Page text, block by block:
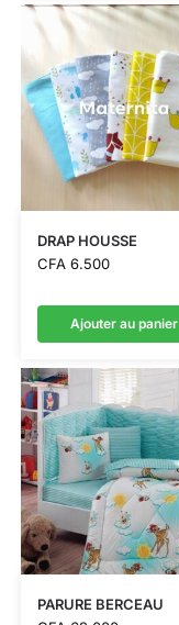
DRAP HOUSSE
CFA6.500
Ajouter au panier
PARURE BERCEAU